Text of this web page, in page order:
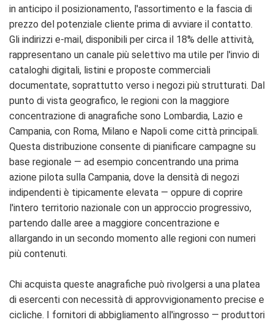
in anticipo il posizionamento, l'assortimento e la fascia di
prezzo del potenziale cliente prima di avviare il contatto.
Gli indirizzi e-mail, disponibili per circa il 18% delle attività,
rappresentano un canale più selettivo ma utile per l'invio di
cataloghi digitali, listini e proposte commerciali
documentate, soprattutto verso i negozi più strutturati. Dal
punto di vista geografico, le regioni con la maggiore
concentrazione di anagrafiche sono Lombardia, Lazio e
Campania, con Roma, Milano e Napoli come città principali.
Questa distribuzione consente di pianificare campagne su
base regionale — ad esempio concentrando una prima
azione pilota sulla Campania, dove la densità di negozi
indipendenti è tipicamente elevata — oppure di coprire
l'intero territorio nazionale con un approccio progressivo,
partendo dalle aree a maggiore concentrazione e
allargando in un secondo momento alle regioni con numeri
più contenuti.
Chi acquista queste anagrafiche può rivolgersi a una platea
di esercenti con necessità di approvvigionamento precise e
cicliche. I fornitori di abbigliamento all'ingrosso — produttori